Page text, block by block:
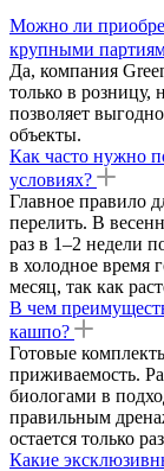
Можно ли
крупными
Да, компания
только в розницу,
позволяет
объекты.
Как часто нужно
условиях?
Главное правило
перелить. В
раз в 1–2 недели
в холодное время
месяц, так как
В чем
кашпо?
Готовые
приживаемость.
биологами в
правильным
остается только
Какие